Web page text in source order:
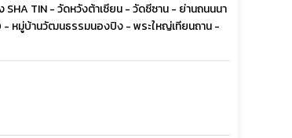
TIN - วัดหวังต้าเซียน - วัดซีซาน - ย่านถนนนา
- หมู่บ้านวัฒนธรรมนองปิง - พระใหญ่เทียนถาน -